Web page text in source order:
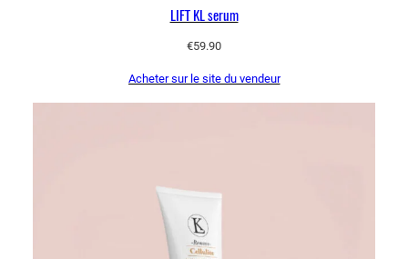
LIFT KL serum
€59.90
Acheter sur le site du vendeur